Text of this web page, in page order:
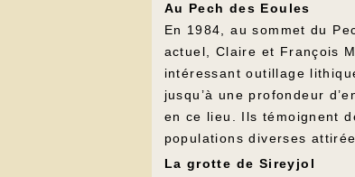
Au Pech des Eoules
En 1984, au sommet du
actuel, Claire et François
intéressant outillage
jusqu’à une profondeur
en ce lieu. Ils témoignent
populations diverses
La grotte de Sireyjol